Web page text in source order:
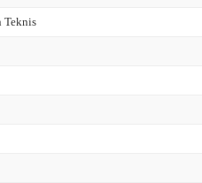
Teknis